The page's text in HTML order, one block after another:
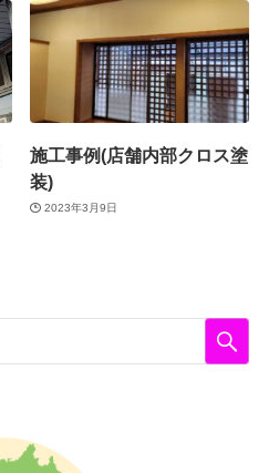
施工事例(店舗内部クロス塗
装)
2023年3月9日